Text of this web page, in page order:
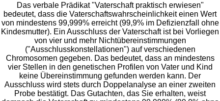
Das verbale Prädikat "Vaterschaft praktisch erwiesen"
bedeutet, dass die Vaterschaftswahrscheinlichkeit einen Wert
von mindestens 99,999% erreicht (99,9% im Defizienzfall ohne
Kindesmutter). Ein Ausschluss der Vaterschaft ist bei Vorliegen
von vier und mehr Nichtübereinstimmungen
("Ausschlusskonstellationen") auf verschiedenen
Chromosomen gegeben. Das bedeutet, dass an mindestens
vier Stellen in den genetischen Profilen von Vater und Kind
keine Übereinstimmung gefunden werden kann. Der
Ausschluss wird stets durch Doppelanalyse an einer zweiten
Probe bestätigt. Das Gutachten, das Sie erhalten, weist